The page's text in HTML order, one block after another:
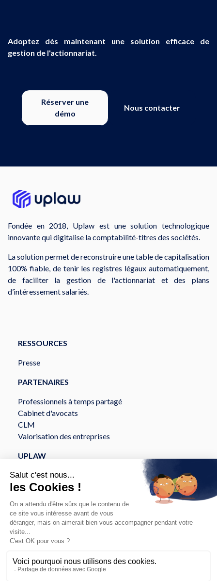
Adoptez dès maintenant une solution efficace de
gestion de l'actionnariat.
Réserver une
démo
Nous contacter
Fondée en 2018, Uplaw est une solution technologique
innovante qui digitalise la comptabilité-titres des sociétés.
La solution permet de reconstruire une table de capitalisation
100% fiable, de tenir les registres légaux automatiquement,
de faciliter la gestion de l'actionnariat et des plans
d’intéressement salariés.
RESSOURCES
Presse
PARTENAIRES
Professionnels à temps partagé
Cabinet d'avocats
CLM
Valorisation des entreprises
UPLAW
À propos
Services
API et intégration
© Copyright 2026
Politique de confidentialité